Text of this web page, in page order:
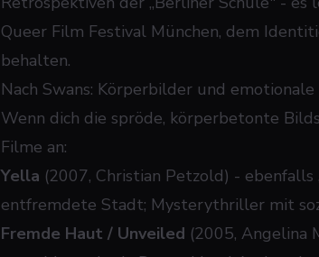
Queer Film Festival München, dem
behalten.
Nach Swans: Körperbilder und
Wenn dich die spröde, körperbetonte
Filme an:
Yella (2007, Christian Petzold) -
entfremdete Stadt; Mysterythriller mit
Fremde Haut / Unveiled (2005, Angelina